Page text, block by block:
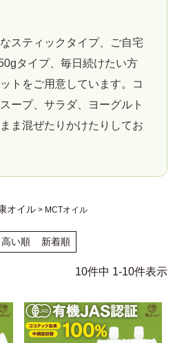
スティックタイプ、ご自宅
タイプ、毎日続けたい方
トをご用意しています。コ
ープ、サラダ、ヨーグルト
ま混ぜたりかけたりしてお
オイル MCTオイル
高い順 新着順
10件中 1-10件表示